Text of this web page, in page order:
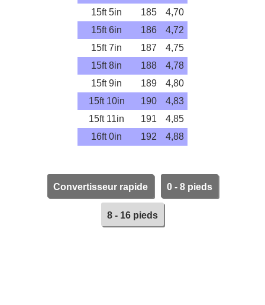
15ft 5in
185
4,70
15ft 6in
186
4,72
15ft 7in
187
4,75
15ft 8in
188
4,78
15ft 9in
189
4,80
15ft 10in
190
4,83
15ft 11in
191
4,85
16ft 0in
192 4,88
Convertisseur rapide 0 - 8 pieds
8 - 16 pieds